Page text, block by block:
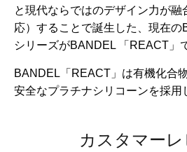
と現代ならではのデザイン力が融
応）することで誕生した、現在の
シリーズがBANDEL 「REACT」
BANDEL「REACT」は有機化合
安全なプラチナシリコーンを採用
カスタマー